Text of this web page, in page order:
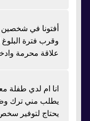
أفتونا في شخصين
وقرب فترة البلوغ
علاقة محرمة
انا ام لدي طفلة
يطلب مني ترك
يحتاج لتوفير